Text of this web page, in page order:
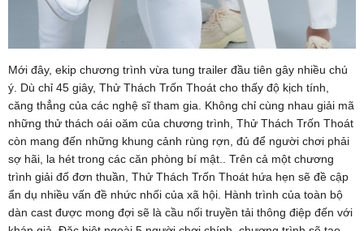
Mới đây, ekip chương trình vừa tung trailer đầu tiên gây nhiều chú
ý. Dù chỉ 45 giây, Thử Thách Trốn Thoát cho thấy độ kịch tính,
căng thẳng của các nghệ sĩ tham gia. Không chỉ cùng nhau giải mã
những thử thách oái oăm của chương trình, Thử Thách Trốn Thoát
còn mang đến những khung cảnh rùng rợn, đủ để người chơi phải
sợ hãi, la hét trong các căn phòng bí mật.. Trên cả một chương
trình giải đố đơn thuần, Thử Thách Trốn Thoát hứa hẹn sẽ đề cập
ẩn dụ nhiều vấn đề nhức nhối của xã hội. Hành trình của toàn bộ
dàn cast được mong đợi sẽ là cầu nối truyền tải thông điệp đến với